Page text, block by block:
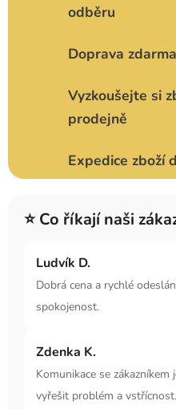
odběru
Doprava
Vyzkoušejte si
prodejně
Expedice zboží
⭐ Co říkají naši
Ludvík D.
Dobrá cena a rychlé
spokojenost.
Zdenka K.
Komunikace se
vyřešit problém a